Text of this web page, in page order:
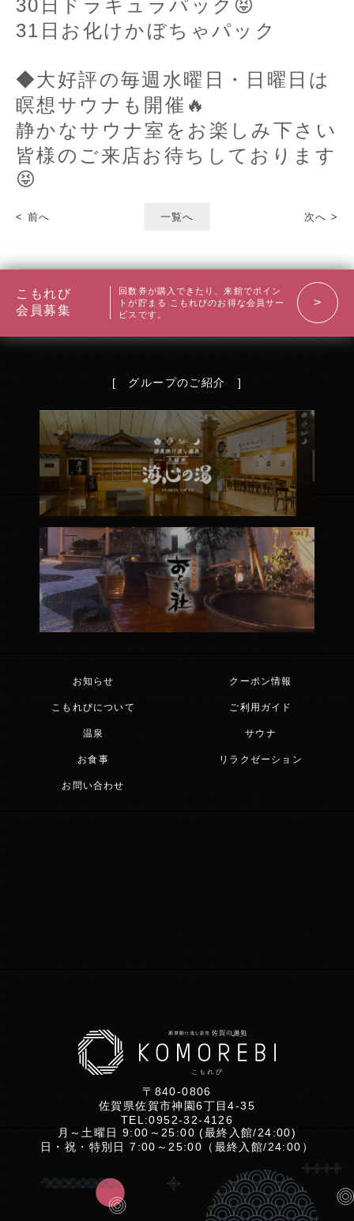
30日ドラキュラパック😝
31日お化けかぼちゃパック
◆大好評の毎週水曜日・日曜日は
瞑想サウナも開催🔥
静かなサウナ室をお楽しみ下さい
皆様のご来店お待ちしております
😝
< 前へ 一覧へ 次へ >
こもれび
会員募集
回数券が購入できたり、来館でポイン
トが貯まる
こもれびのお得な会員サー
ビスです。
[ グループのご紹介 ]
お知らせ クーポン情報
こもれびについて ご利用ガイド
温泉 サウナ
お食事 リラクゼーション
お問い合わせ
〒840-0806
佐賀県佐賀市神園6丁目4-35
TEL:0952-32-4126
月～土曜日 9:00～25:00 (最終入館/24:00)
日・祝・特別日 7:00～25:00（最終入館/24:00）